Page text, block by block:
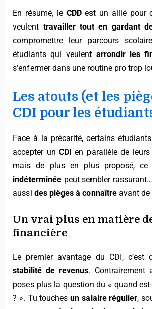
En résumé, le CDDest un allié pour
veulent travailler tout en gardant
compromettre leur parcours
étudiants qui veulent arrondir les
s’enfermer dans une routine pro trop
Les atouts (et les
CDI pour les
Face à la précarité, certains
accepter unCDI en parallèle de
mais de plus en plus proposé, ce
indéterminée peut sembler
aussides pièges à connaître avant de
Un vrai plus en matière
financière
Le premier avantage du CDI, c’est
stabilité de revenus. Contrairement
poses plus la question du « quand
? ». Tu touches un salaire régulier,